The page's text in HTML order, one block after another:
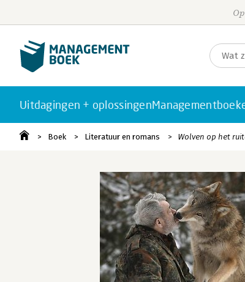
Uitdagingen + oplossingen
Boek Literatuur en romans Wolven op het